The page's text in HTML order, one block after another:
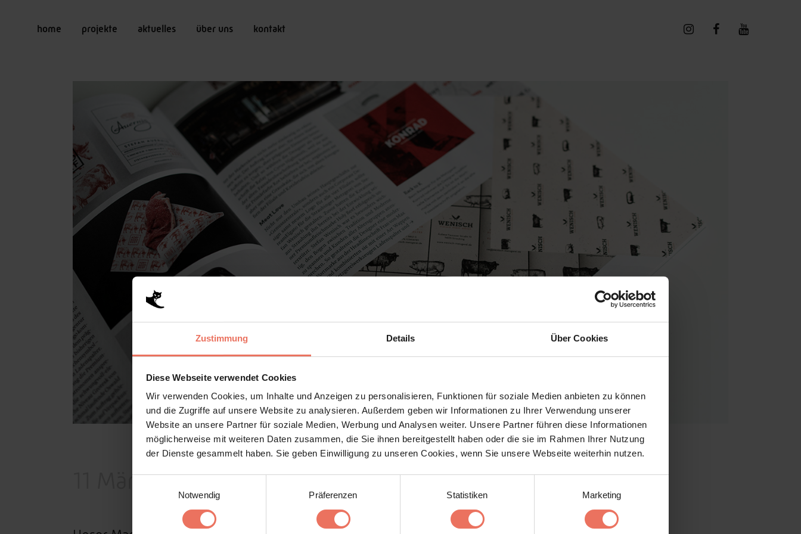
Zustimmung Details Über Cookies
Diese Webseite verwendet Cookies
Wir verwenden Cookies, um Inhalte und Anzeigen zu personalisieren, Funktionen für soziale Medien anbieten zu können
und die Zugriffe auf unsere Website zu analysieren. Außerdem geben wir Informationen zu Ihrer Verwendung unserer
Website an unsere Partner für soziale Medien, Werbung und Analysen weiter. Unsere Partner führen diese Informationen
möglicherweise mit weiteren Daten zusammen, die Sie ihnen bereitgestellt haben oder die sie im Rahmen Ihrer Nutzung
der Dienste gesammelt haben. Sie geben Einwilligung zu unseren Cookies, wenn Sie unsere Webseite weiterhin nutzen.
Notwendig
Präferenzen Statistiken Marketing
home projekte aktuelles über uns kontakt
11 MärzWir in der PAGE